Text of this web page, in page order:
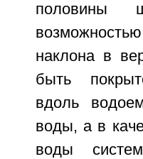
половины
наклона в
быть
вдоль
воды, а в
воды